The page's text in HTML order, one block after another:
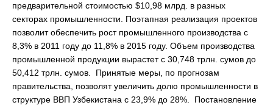
предварительной стоимостью $10,98 млрд. в разных
секторах промышленности. Поэтапная реализация проектов
позволит обеспечить рост промышленного производства с
8,3% в 2011 году до 11,8% в 2015 году. Объем производства
промышленной продукции вырастет с 30,748 трлн. сумов до
50,412 трлн. сумов. Принятые меры, по прогнозам
правительства, позволят увеличить долю промышленности в
структуре ВВП Узбекистана с 23,9% до 28%. Постановление